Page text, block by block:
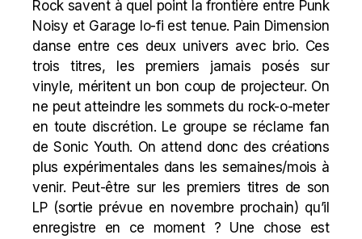
Rock savent à quel point la frontière entre Punk
Noisy et Garage lo-fi est tenue. Pain Dimension
danse entre ces deux univers avec brio. Ces
trois titres, les premiers jamais posés sur
vinyle, méritent un bon coup de projecteur. On
ne peut atteindre les sommets du rock-o-meter
en toute discrétion. Le groupe se réclame fan
de Sonic Youth. On attend donc des créations
plus expérimentales dans les semaines/mois à
venir. Peut-être sur les premiers titres de son
LP (sortie prévue en novembre prochain) qu’il
enregistre en ce moment ? Une chose est